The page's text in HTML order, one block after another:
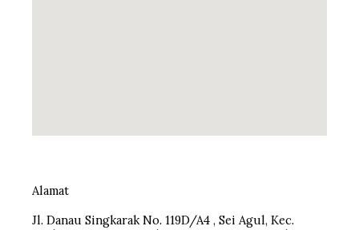
Alamat
Jl. Danau Singkarak No. 119D/A4 , Sei Agul, Kec.